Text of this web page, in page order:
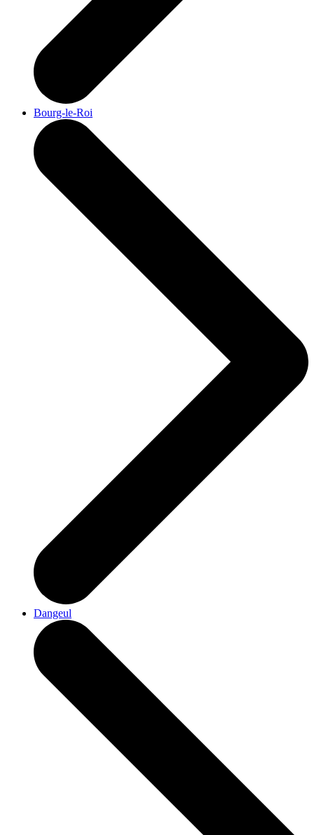
Bourg-le-Roi
Dangeul